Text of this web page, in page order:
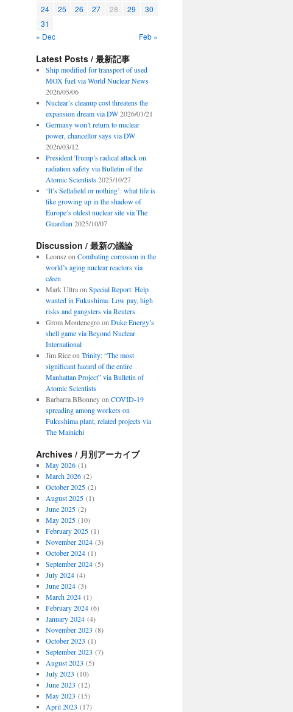
24
25 26 27 28 29
30
31
« Dec
Feb »
Latest Posts / 最新記事
Ship modified for transport of used
MOX fuel via World Nuclear News
2026/05/06
Nuclear’s cleanup cost threatens the
expansion dream via DW 2026/03/21
Germany won’t return to nuclear
power, chancellor says via DW
2026/03/12
President Trump’s radical attack on
radiation safety via Bulletin of the
Atomic Scientists 2025/10/27
‘It’s Sellafield or nothing’: what life is
like growing up in the shadow of
Europe’s oldest nuclear site via The
Guardian 2025/10/07
Discussion / 最新の議論
Leonszon Combating corrosion in the
world’s aging nuclear reactors via
c&en
Mark Ultraon Special Report: Help
wanted in Fukushima: Low pay, high
risks and gangsters via Reuters
Grom Montenegroon Duke Energy’s
shell game via Beyond Nuclear
International
Jim Riceon Trinity: “The most
significant hazard of the entire
Manhattan Project” via Bulletin of
Atomic Scientists
Barbarra BBonneyon COVID-19
spreading among workers on
Fukushima plant, related projects via
The Mainichi
Archives / 月別アーカイブ
May 2026(1)
March 2026(2)
October 2025(2)
August 2025(1)
June 2025(2)
May 2025(10)
February 2025(1)
November 2024(3)
October 2024(1)
September 2024(5)
July 2024(4)
June 2024(3)
March 2024(1)
February 2024(6)
January 2024(4)
November 2023 (8)
October 2023 (1)
September 2023 (7)
August 2023 (5)
July 2023 (10)
June 2023 (12)
May 2023 (15)
April 2023 (17)